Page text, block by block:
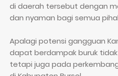
di daerah tersebut dengan
dan nyaman bagi semua
Apalagi potensi gangguan
dapat berdampak buruk
tetapi juga pada